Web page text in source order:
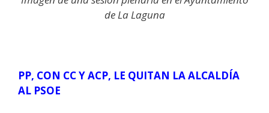
de La Laguna
PP, CON CC Y ACP, LE QUITAN LA ALCALDÍA
AL PSOE